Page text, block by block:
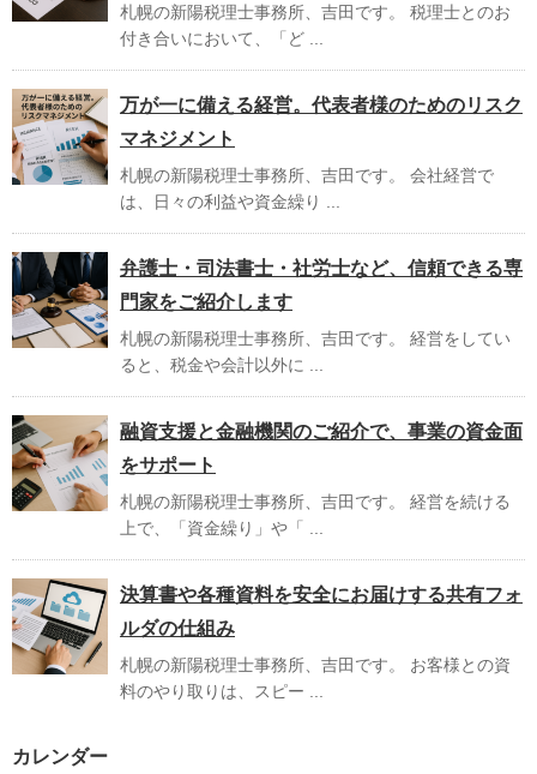
札幌の新陽税理士事務所、吉田です。 税理士とのお
付き合いにおいて、「ど ...
万が一に備える経営。代表者様のためのリスク
マネジメント
札幌の新陽税理士事務所、吉田です。 会社経営で
は、日々の利益や資金繰り ...
弁護士・司法書士・社労士など、信頼できる専
門家をご紹介します
札幌の新陽税理士事務所、吉田です。 経営をしてい
ると、税金や会計以外に ...
融資支援と金融機関のご紹介で、事業の資金面
をサポート
札幌の新陽税理士事務所、吉田です。 経営を続ける
上で、「資金繰り」や「 ...
決算書や各種資料を安全にお届けする共有フォ
ルダの仕組み
札幌の新陽税理士事務所、吉田です。 お客様との資
料のやり取りは、スピー ...
カレンダー